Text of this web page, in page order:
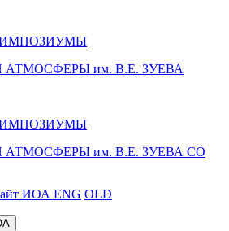
им. В.Е. ЗУЕВА
АТМОСФЕРЫ им. В.Е. ЗУЕВА СО
ИОА ENG OLD